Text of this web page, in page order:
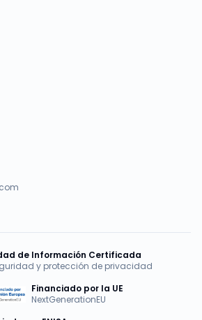
de Información Certificada
y protección de privacidad
Financiado por la UE
NextGenerationEU